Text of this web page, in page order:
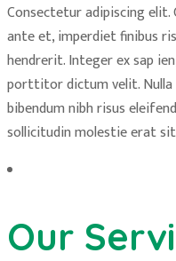
Consectetur adipiscing elit.
ante et, imperdiet finibus
hendrerit. Integer ex sap
porttitor dictum velit. Nulla
bibendum nibh risus
sollicitudin molestie erat
Our